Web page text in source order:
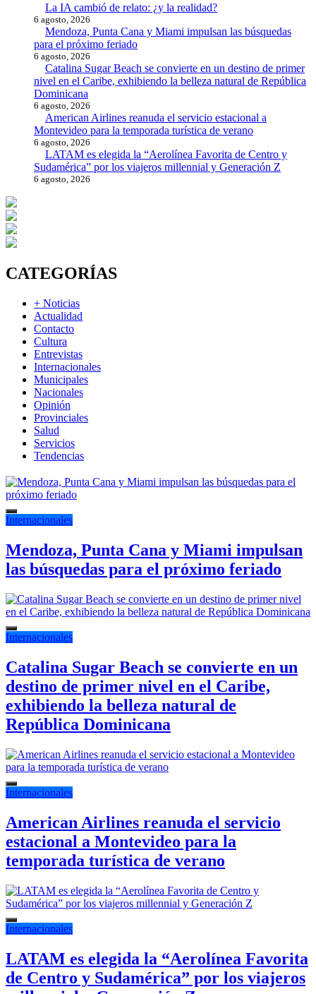
La IA cambió de relato: ¿y la realidad?
6 agosto, 2026
Mendoza, Punta Cana y Miami impulsan las búsquedas
para el próximo feriado
6 agosto, 2026
Catalina Sugar Beach se convierte en un destino de primer
nivel en el Caribe, exhibiendo la belleza natural de República
Dominicana
6 agosto, 2026
American Airlines reanuda el servicio estacional a
Montevideo para la temporada turística de verano
6 agosto, 2026
LATAM es elegida la “Aerolínea Favorita de Centro y
Sudamérica” por los viajeros millennial y Generación Z
6 agosto, 2026
CATEGORÍAS
+ Noticias
Actualidad
Contacto
Cultura
Entrevistas
Internacionales
Municipales
Nacionales
Opinión
Provinciales
Salud
Servicios
Tendencias
Internacionales
Mendoza, Punta Cana y Miami impulsan
las búsquedas para el próximo feriado
Internacionales
Catalina Sugar Beach se convierte en un
destino de primer nivel en el Caribe,
exhibiendo la belleza natural de
República Dominicana
Internacionales
American Airlines reanuda el servicio
estacional a Montevideo para la
temporada turística de verano
Internacionales
LATAM es elegida la “Aerolínea Favorita
de Centro y Sudamérica” por los viajeros